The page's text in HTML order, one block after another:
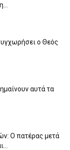
ο Θεός
αυτά τα
Ο πατέρας μετά